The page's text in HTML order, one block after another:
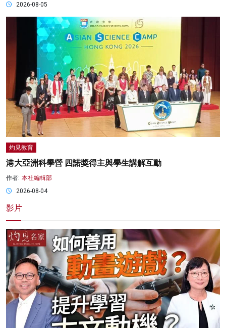
2026-08-05
灼見教育
港大亞洲科學營 四諾獎得主與學生講解互動
作者: 本社編輯部
2026-08-04
影片